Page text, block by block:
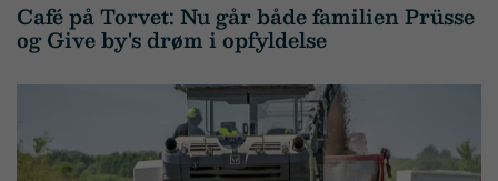
Café på Torvet: Nu går både familien Prüsse
og Give by's drøm i opfyldelse